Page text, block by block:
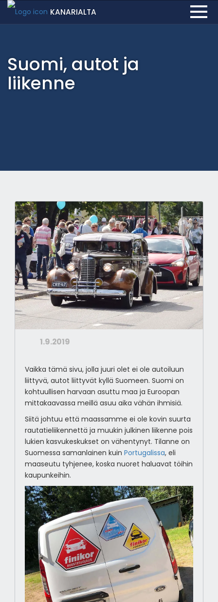
KANARIALTA
Suomi, autot ja
liikenne
1.9.2019
Vaikka tämä sivu, jolla juuri olet ei ole autoiluun
liittyvä, autot liittyvät kyllä Suomeen. Suomi on
kohtuullisen harvaan asuttu maa ja Euroopan
mittakaavassa meillä asuu aika vähän ihmisiä.
Siitä johtuu että maassamme ei ole kovin suurta
rautatieliikennettä ja muukin julkinen liikenne pois
lukien kasvukeskukset on vähentynyt. Tilanne on
Suomessa samanlainen kuin Portugalissa, eli
maaseutu tyhjenee, koska nuoret haluavat töihin
kaupunkeihin.